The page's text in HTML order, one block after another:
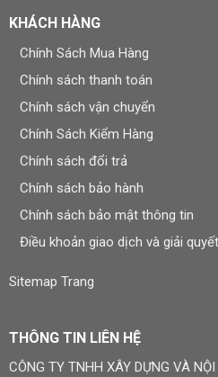
KHÁCH HÀNG
Chính Sách Mua Hàng
Chính sách thanh toán
Chính sách vận chuyển
Chính Sách Kiểm Hàng
Chính sách đổi trả
Chính sách bảo hành
Chính sách bảo mật thông tin
Điều khoản giao dịch và giải
Sitemap Trang
THÔNG TIN LIÊN HỆ
CÔNG TY TNHH XÂY DỰNG VÀ